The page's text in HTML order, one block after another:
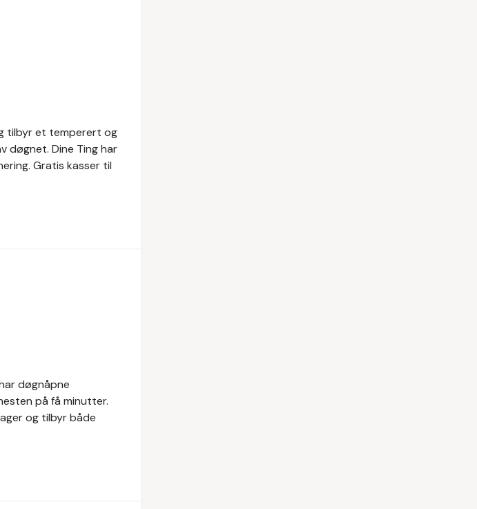
tilbyr et temperert og
døgnet. Dine Ting har
Gratis kasser til
døgnåpne
på få minutter.
og tilbyr både